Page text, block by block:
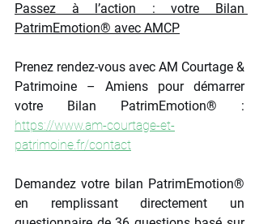
Passez à l’action : votre Bilan
PatrimEmotion® avec AMCP
Prenez rendez-vous avec AM Courtage &
Patrimoine – Amiens pour démarrer
votre Bilan PatrimEmotion® :
https://www.am-courtage-et-
patrimoine.fr/contact
Demandez votre bilan PatrimEmotion®
en remplissant directement un